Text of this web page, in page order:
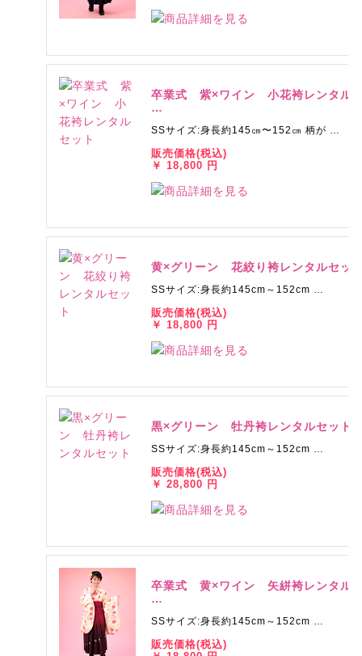
卒業式 紫×ワイン 小花袴レンタル
…
SSサイズ:身長約145㎝〜152㎝ 柄が …
販売価格(税込)
￥ 18,800 円
黄×グリーン 花絞り袴レンタルセッ
SSサイズ:身長約145cm～152cm …
販売価格(税込)
￥ 18,800 円
黒×グリーン 牡丹袴レンタルセット
SSサイズ:身長約145cm～152cm …
販売価格(税込)
￥ 28,800 円
卒業式 黄×ワイン 矢絣袴レンタル
…
SSサイズ:身長約145cm～152cm …
販売価格(税込)